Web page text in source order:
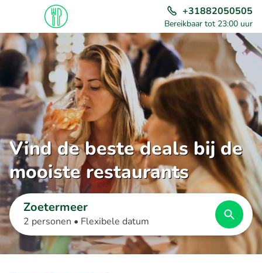
+31882050505
Bereikbaar tot 23:00 uur
Vind de beste deals bij de
mooiste restaurants
Zoetermeer
2 personen • Flexibele datum